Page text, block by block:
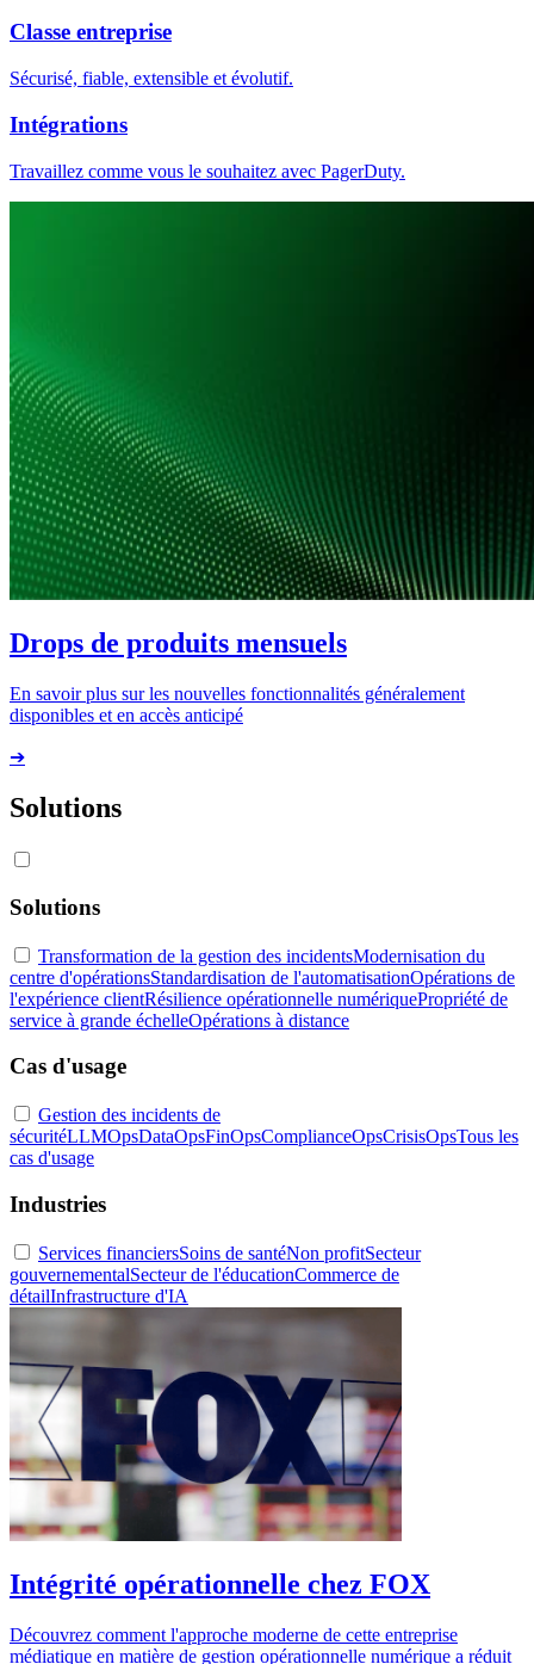
Classe entreprise
Sécurisé, fiable, extensible et évolutif.
Intégrations
Travaillez comme vous le souhaitez avec PagerDuty.
Drops de produits mensuels
En savoir plus sur les nouvelles fonctionnalités généralement
disponibles et en accès anticipé
➔
Solutions
Solutions
Transformation de la gestion des incidentsModernisation du
centre d'opérationsStandardisation de l'automatisationOpérations de
l'expérience clientRésilience opérationnelle numériquePropriété de
service à grande échelleOpérations à distance
Cas d'usage
Gestion des incidents de
sécuritéLLMOpsDataOpsFinOpsComplianceOpsCrisisOpsTous les
cas d'usage
Industries
Services financiersSoins de santéNon profitSecteur
gouvernementalSecteur de l'éducationCommerce de
détailInfrastructure d'IA
Intégrité opérationnelle chez FOX
Découvrez comment l'approche moderne de cette entreprise
médiatique en matière de gestion opérationnelle numérique a réduit